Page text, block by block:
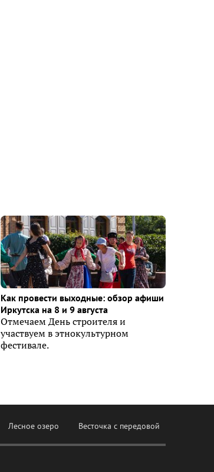
Как провести выходные: обзор афиши
Иркутска на 8 и 9 августа
Отмечаем День строителя и
участвуем в этнокультурном
фестивале.
Лесное озеро Весточка с передовой